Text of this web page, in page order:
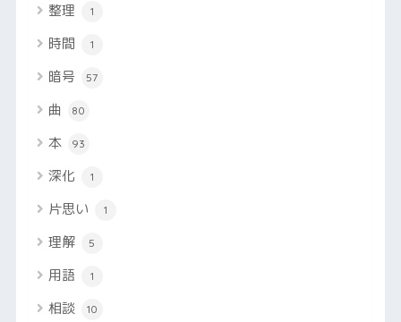
整理 1
時間 1
暗号 57
曲 80
本 93
深化 1
片思い 1
理解 5
用語 1
相談 10